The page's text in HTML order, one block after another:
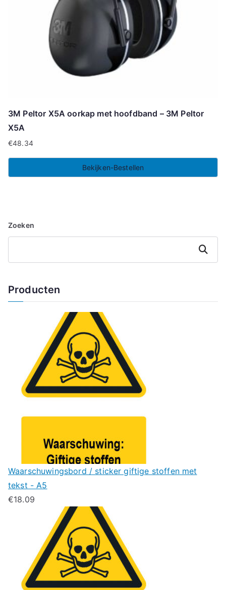
3M Peltor X5A oorkap met hoofdband – 3M Peltor
X5A
€48.34
Bekijken-Bestellen
Zoeken
Zoeken
Producten
Waarschuwingsbord / sticker giftige stoffen met
tekst - A5
€18.09